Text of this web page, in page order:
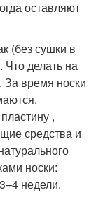
оставляют
(без сушки в
Что делать на
За время носки
,
средства и
носки:
недели.